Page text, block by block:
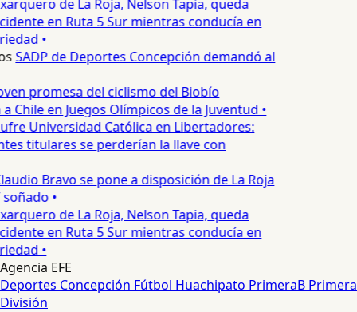
de La Roja, Nelson Tapia, queda
en Ruta 5 Sur mientras conducía en
•
SADP de Deportes Concepción demandó al
promesa del ciclismo del Biobío
Chile en Juegos Olímpicos de la Juventud •
Universidad Católica en Libertadores:
titulares se perderían la llave con
Bravo se pone a disposición de La Roja
•
de La Roja, Nelson Tapia, queda
en Ruta 5 Sur mientras conducía en
•
Agencia EFE
Deportes Concepción Fútbol Huachipato PrimeraB Primera
División